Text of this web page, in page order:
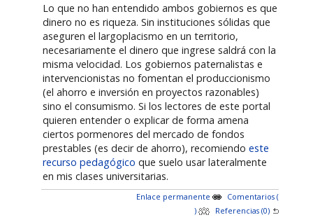
Lo que no han entendido ambos gobiernos es que
dinero no es riqueza. Sin instituciones sólidas que
aseguren el largoplacismo en un territorio,
necesariamente el dinero que ingrese saldrá con la
misma velocidad. Los gobiernos paternalistas e
intervencionistas no fomentan el produccionismo
(el ahorro e inversión en proyectos razonables)
sino el consumismo. Si los lectores de este portal
quieren entender o explicar de forma amena
ciertos pormenores del mercado de fondos
prestables (es decir de ahorro), recomiendoeste
recurso pedagógico que suelo usar lateralmente
en mis clases universitarias.
Enlace permanente
Comentarios (
)
Referencias (0)